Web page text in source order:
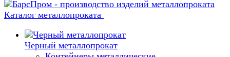
Каталог металлопроката
Черный металлопрокат